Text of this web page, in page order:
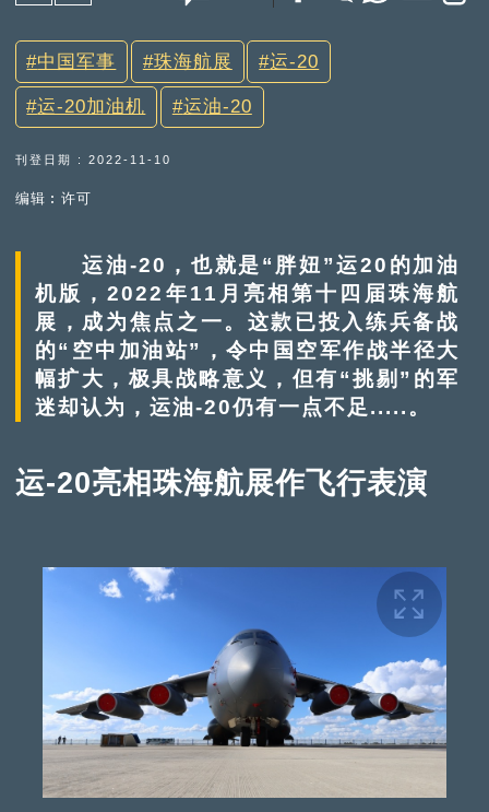
中国军事 珠海航展 运-20
运-20加油机 运油-20
刊登日期 : 2022-11-10
编辑︰许可
运油-20，也就是“胖妞”运20的加油
机版，2022年11月亮相第十四届珠海航
展，成为焦点之一。这款已投入练兵备战
的“空中加油站”，令中国空军作战半径大
幅扩大，极具战略意义，但有“挑剔”的军
迷却认为，运油-20仍有一点不足.....。
运-20亮相珠海航展作飞行表演